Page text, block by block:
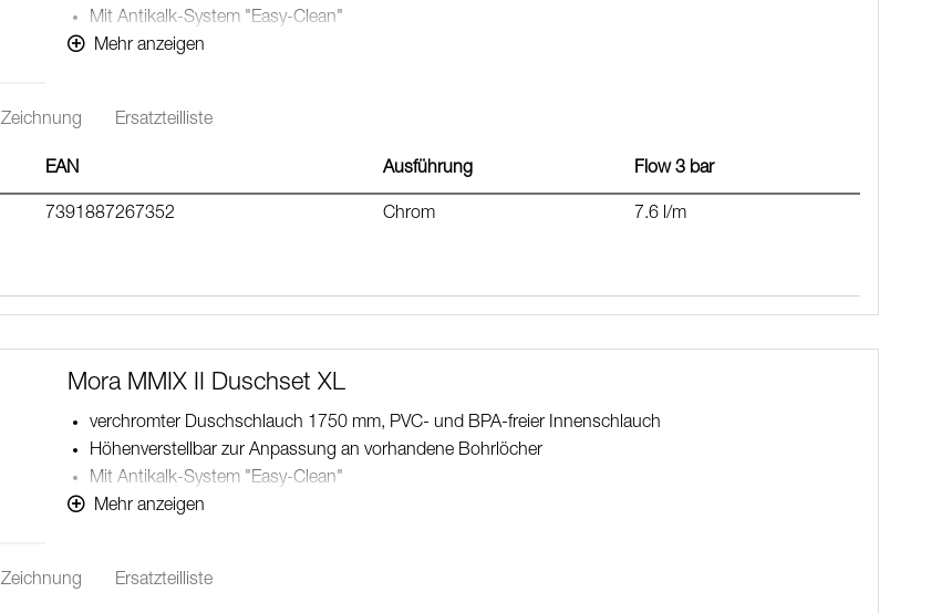
Mit Antikalk-System "Easy-Clean"
Lead Free (Bleifrei gem. Trinkwasserverordnung)
Mehr anzeigen
Zeichnung Ersatzteilliste
EAN Ausführung Flow 3 bar
7391887267352 Chrom 7.6 l/m
Mora MMIX II Duschset XL
verchromter Duschschlauch 1750 mm, PVC- und BPA-freier Innenschlauch
Höhenverstellbar zur Anpassung an vorhandene Bohrlöcher
Mit Antikalk-System "Easy-Clean"
Lead Free (Bleifrei gem. Trinkwasserverordnung)
Mehr anzeigen
Zeichnung Ersatzteilliste